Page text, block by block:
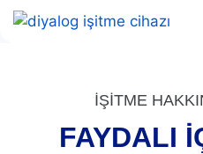
İŞİTME
FAYDALI